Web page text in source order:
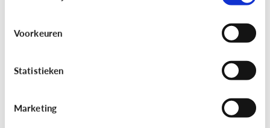
Voorkeuren
Statistieken
Marketing